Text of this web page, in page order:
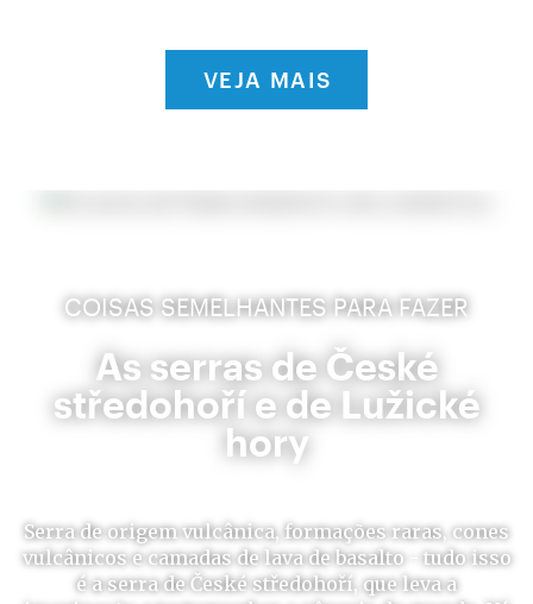
VEJA MAIS
COISAS SEMELHANTES PARA FAZER
As serras de České
středohoří e de Lužické
hory
Serra de origem vulcânica, formações raras, cones
vulcânicos e camadas de lava de basalto - tudo isso
é a serra de České středohoří, que leva a